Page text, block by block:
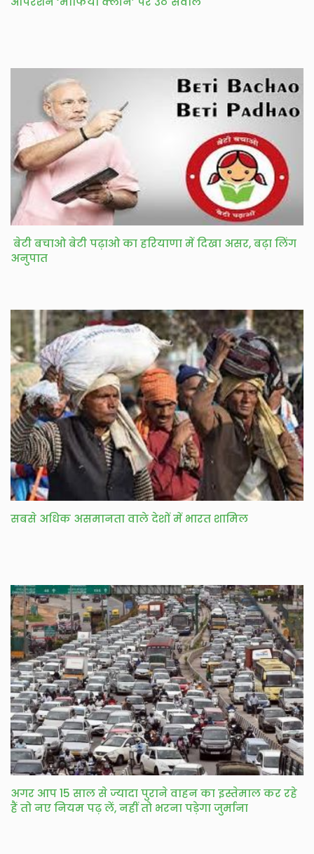
बेटी बचाओ बेटी पढ़ाओ का हरियाणा में दिखा असर, बढ़ा लिंग
अनुपात
सबसे अधिक असमानता वाले देशों में भारत शामिल
अगर आप 15 साल से ज्यादा पुराने वाहन का इस्तेमाल कर रहे
हैं तो नए नियम पढ़ लें, नहीं तो भरना पड़ेगा जुर्माना